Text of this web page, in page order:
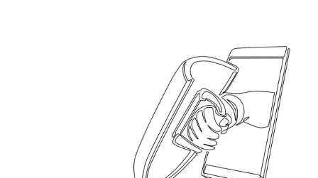
Moniek Suren van WeTransfer waren de drijvende kracht om een
online galerie te ontwikkelen voor Special Arts:
Ze geven toelichting over dit project.